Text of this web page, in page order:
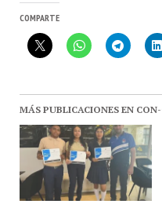
Team Venezuela junto y